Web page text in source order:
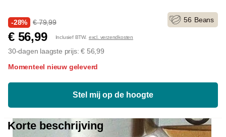
-28% € 79,99
€ 56,99 Inclusief BTW. excl. verzendkosten
30-dagen laagste prijs: € 56,99
56 Beans
Momenteel nieuw geleverd
Stel mij op de hoogte
Korte beschrijving